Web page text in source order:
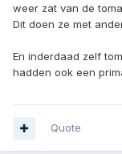
weer zat van de
Dit doen ze met
En inderdaad zelf
hadden ook een
Quote